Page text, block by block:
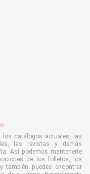
los catálogos actuales, las
las revistas y demás
Así podemos mantenerte
de los folletos, los
también puedes encontrar